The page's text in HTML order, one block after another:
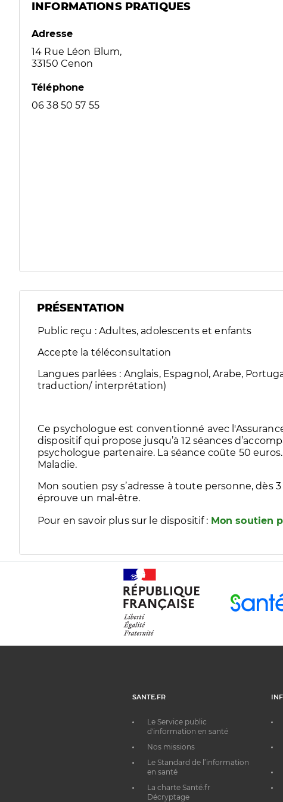
INFORMATIONS PRATIQUES
Adresse
14 Rue Léon Blum,
33150 Cenon
Téléphone
06 38 50 57 55
PRÉSENTATION
Public reçu : Adultes, adolescents et enfants
Accepte la téléconsultation
Langues parlées : Anglais, Espagnol, Arabe,
traduction/ interprétation)
Ce psychologue est conventionné avec
dispositif qui propose jusqu’à 12 séances
psychologue partenaire. La séance coûte 50
Maladie.
Mon soutien psy s’adresse à toute personne, dès
éprouve un mal-être.
Pour en savoir plus sur le dispositif : Mon soutien
SANTE.FR
Le Service public
d'information en santé
Nos missions
Le Standard de l’information
en santé
La charte Santé.fr
Décryptage